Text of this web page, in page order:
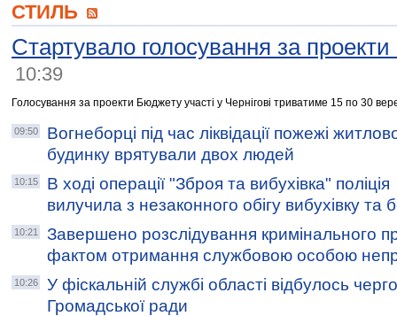
СТИЛЬ
Стартувало голосування за
10:39
Голосування за проекти Бюджету участі у Чернігові триватиме 15 по 30
09:50
Вогнеборці під час ліквідації пожежі
будинку врятували двох людей
10:15
В ході операції "Зброя та вибухівка" поліція
вилучила з незаконного обігу вибухівку та
10:21
Завершено розслідування кримінального
фактом отримання службовою особою
10:26
У фіскальній службі області відбулось
Громадської ради